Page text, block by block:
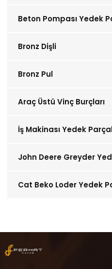
Beton Pompası Yedek
Bronz Dişli
Bronz Pul
Araç Üstü Vinç Burçları
İş Makinası Yedek
John Deere Greyder
Cat Beko Loder Yedek